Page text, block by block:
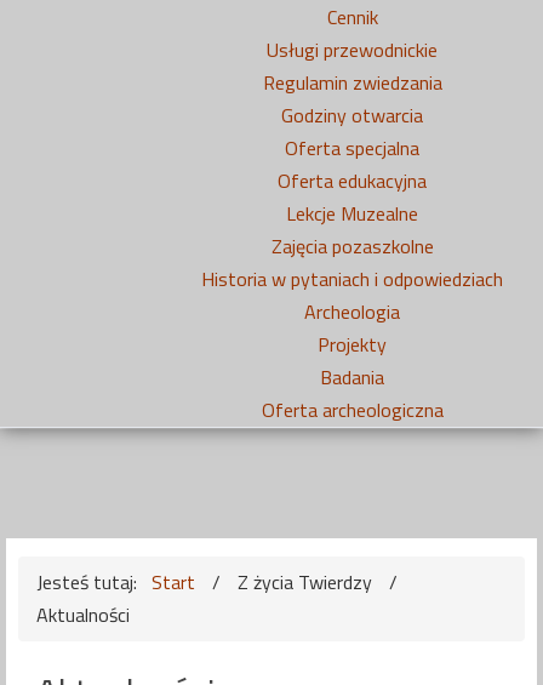
Cennik
Usługi przewodnickie
Regulamin zwiedzania
Godziny otwarcia
Oferta specjalna
Oferta edukacyjna
Lekcje Muzealne
Zajęcia pozaszkolne
Historia w pytaniach i odpowiedziach
Archeologia
Projekty
Badania
Oferta archeologiczna
Jesteś tutaj: Start / Z życia Twierdzy /
Aktualności